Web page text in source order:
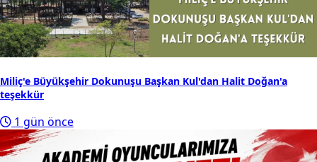
Miliç'e Büyükşehir Dokunuşu Başkan Kul'dan Halit Doğan'a
teşekkür
1 gün önce